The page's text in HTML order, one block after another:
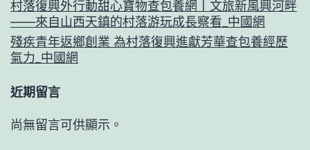
村落復興外行動甜心寶物查包養網丨文旅新風興河畔
——來自山西天鎮的村落游玩成長察看_中國網
殘疾青年返鄉創業 為村落復興進獻芳華查包養經歷
氣力_中國網
近期留言
尚無留言可供顯示。